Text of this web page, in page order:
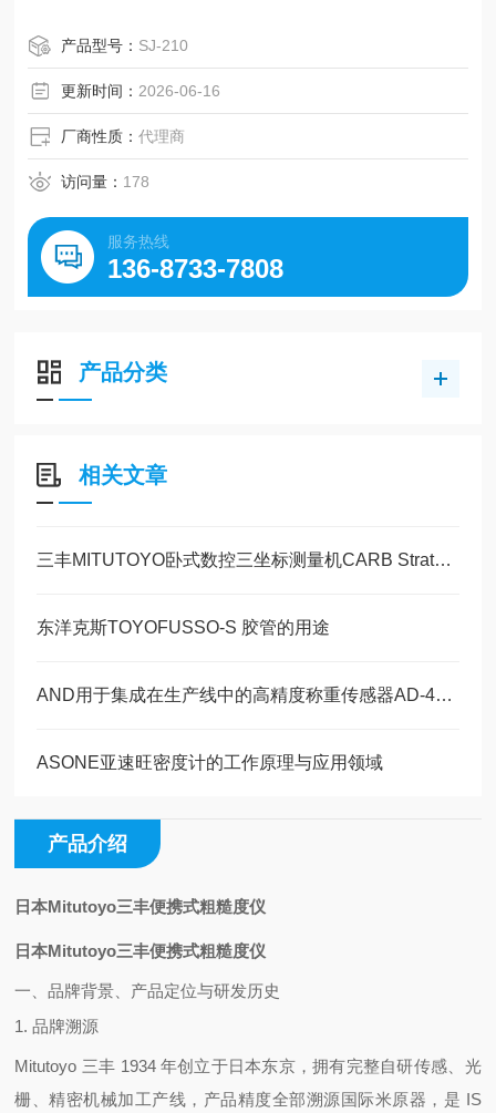
度测量设备，整机重量仅 0.48kg，单手轻松握持操作。
产品型号： SJ-210
更新时间： 2026-06-16
厂商性质：代理商
访问量： 178
服务热线
136-8733-7808
产品分类
相关文章
三丰MITUTOYO卧式数控三坐标测量机CARB Strato的特点
东洋克斯TOYOFUSSO-S 胶管的用途
AND用于集成在生产线中的高精度称重传感器AD-4212B-101的特点
ASONE亚速旺密度计的工作原理与应用领域
产品介绍
日本Mitutoyo三丰便携式粗糙度仪
日本Mitutoyo三丰便携式粗糙度仪
一、品牌背景、产品定位与研发历史
1. 品牌溯源
Mitutoyo 三丰 1934 年创立于日本东京，拥有完整自研传感、光
栅、精密机械加工产线，产品精度全部溯源国际米原器，是 IS